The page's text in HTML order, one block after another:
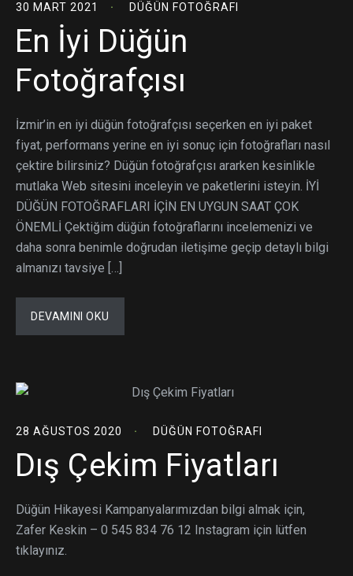
30 MART 2021 DÜĞÜN FOTOĞRAFI
En İyi Düğün
Fotoğrafçısı
İzmir’in en iyi düğün fotoğrafçısı seçerken en iyi paket
fiyat, performans yerine en iyi sonuç için fotoğrafları nasıl
çektire bilirsiniz? Düğün fotoğrafçısı ararken kesinlikle
mutlaka Web sitesini inceleyin ve paketlerini isteyin. İYİ
DÜĞÜN FOTOĞRAFLARI İÇİN EN UYGUN SAAT ÇOK
ÖNEMLİ Çektiğim düğün fotoğraflarını incelemenizi ve
daha sonra benimle doğrudan iletişime geçip detaylı bilgi
almanızı tavsiye […]
DEVAMINI OKU
28 AĞUSTOS 2020 DÜĞÜN FOTOĞRAFI
Dış Çekim Fiyatları
Düğün Hikayesi Kampanyalarımızdan bilgi almak için,
Zafer Keskin – 0 545 834 76 12 Instagram için lütfen
tıklayınız.